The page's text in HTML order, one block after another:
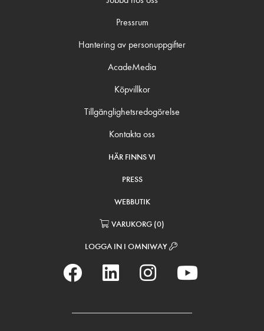
Pressrum
Hantering av personuppgifter
AcadeMedia
Köpvillkor
Tillgänglighetsredogörelse
Kontakta oss
HÄR FINNS VI
PRESS
WEBBUTIK
VARUKORG (0)
LOGGA IN I OMNIWAY